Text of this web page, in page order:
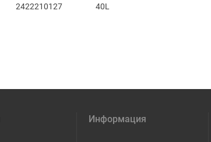
2422210127 40L
Информация